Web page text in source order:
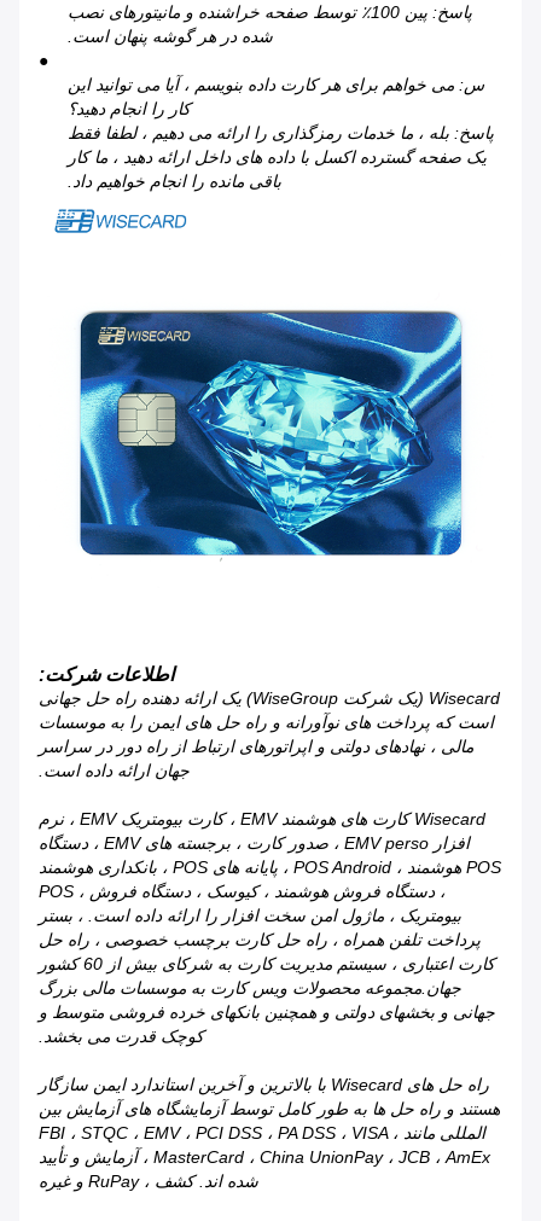
پاسخ: پین 100٪ توسط صفحه خراشنده و مانیتورهای نصب
شده در هر گوشه پنهان است.
●
س: می خواهم برای هر کارت داده بنویسم ، آیا می توانید این
کار را انجام دهید؟
پاسخ: بله ، ما خدمات رمزگذاری را ارائه می دهیم ، لطفا فقط
یک صفحه گسترده اکسل با داده های داخل ارائه دهید ، ما کار
باقی مانده را انجام خواهیم داد.
اطلاعات شرکت:
Wisecard (یک شرکت WiseGroup) یک ارائه دهنده راه حل جهانی
است که پرداخت های نوآورانه و راه حل های ایمن را به موسسات
مالی ، نهادهای دولتی و اپراتورهای ارتباط از راه دور در سراسر
جهان ارائه داده است.
Wisecard کارت های هوشمند EMV ، کارت بیومتریک EMV ، نرم
افزار EMV perso ، صدور کارت ، برجسته های EMV ، دستگاه
POS هوشمند ، POS Android ، پایانه های POS ، بانکداری هوشمند
، دستگاه فروش هوشمند ، کیوسک ، دستگاه فروش ، POS
بیومتریک ، ماژول امن سخت افزار را ارائه داده است. ، بستر
پرداخت تلفن همراه ، راه حل کارت برچسب خصوصی ، راه حل
کارت اعتباری ، سیستم مدیریت کارت به شرکای بیش از 60 کشور
جهان.مجموعه محصولات ویس کارت به موسسات مالی بزرگ
جهانی و بخشهای دولتی و همچنین بانکهای خرده فروشی متوسط ​​و
کوچک قدرت می بخشد.
راه حل های Wisecard با بالاترین و آخرین استاندارد ایمن سازگار
هستند و راه حل ها به طور کامل توسط آزمایشگاه های آزمایش بین
المللی مانند FBI ، STQC ، EMV ، PCI DSS ، PA DSS ، VISA ،
MasterCard ، China UnionPay ، JCB ، AmEx ، آزمایش و تأیید
شده اند. کشف ، RuPay و غیره